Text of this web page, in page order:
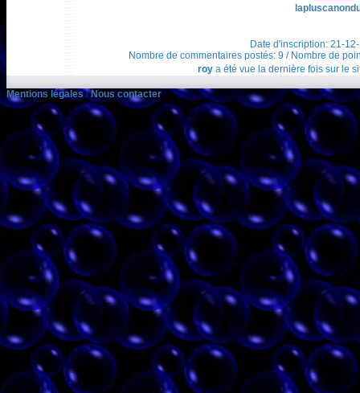
Date d'inscription: 21-
Nombre de commentaires postés: 9 / Nombre de
roy a été vue la dernière fois sur le
Mentions légales/Nous contacter